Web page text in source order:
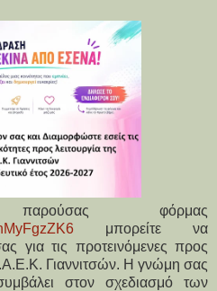
φόρμας
μπορείτε να
για τις προτεινόμενες προς
Σ.Α.Ε.Κ. Γιαννιτσών. Η γνώμη σας
στον σχεδιασμό των